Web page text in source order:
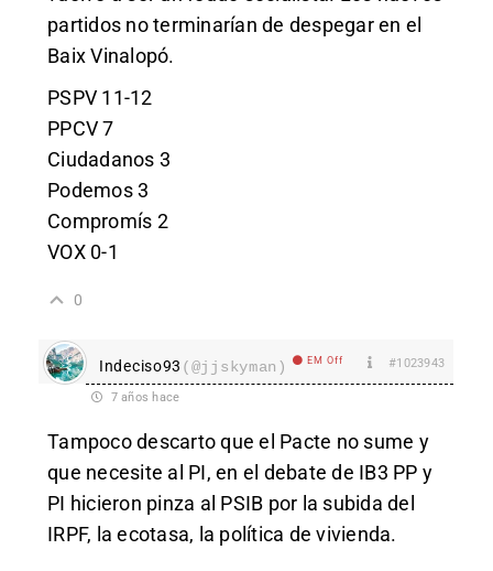
partidos no terminarían de despegar en el
Baix Vinalopó.
PSPV 11-12
PPCV 7
Ciudadanos 3
Podemos 3
Compromís 2
VOX 0-1
0
Indeciso93 (@jjskyman) EM Off #1023943
7 años hace
Tampoco descarto que el Pacte no sume y
que necesite al PI, en el debate de IB3 PP y
PI hicieron pinza al PSIB por la subida del
IRPF, la ecotasa, la política de vivienda.